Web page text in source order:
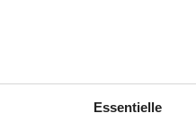
Essentielle